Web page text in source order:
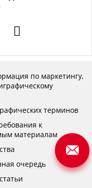
по маркетингу,
терминов
к
материалам
очередь